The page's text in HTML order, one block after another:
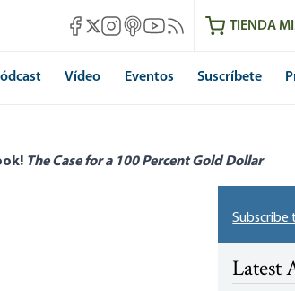
Mises Facebook
Mises X
Mises Instagram
Mises itunes
Mises Youtube
Mises RSS feedTIENDA
Vídeo Eventos Suscríbete
The Case for a 100 Percent Gold Dollar
Subscribe
Latest